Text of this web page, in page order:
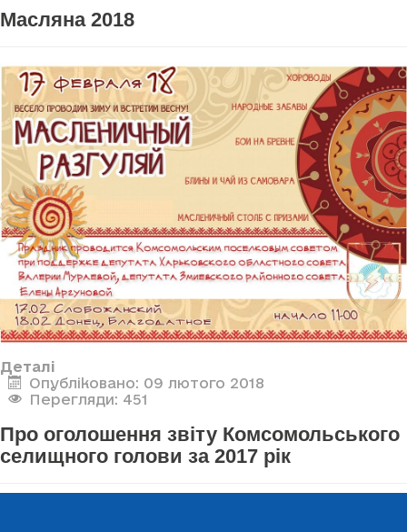
Масляна 2018
Деталі
Опубліковано: 09 лютого 2018
Перегляди: 451
Про оголошення звіту Комсомольського
селищного голови за 2017 рік